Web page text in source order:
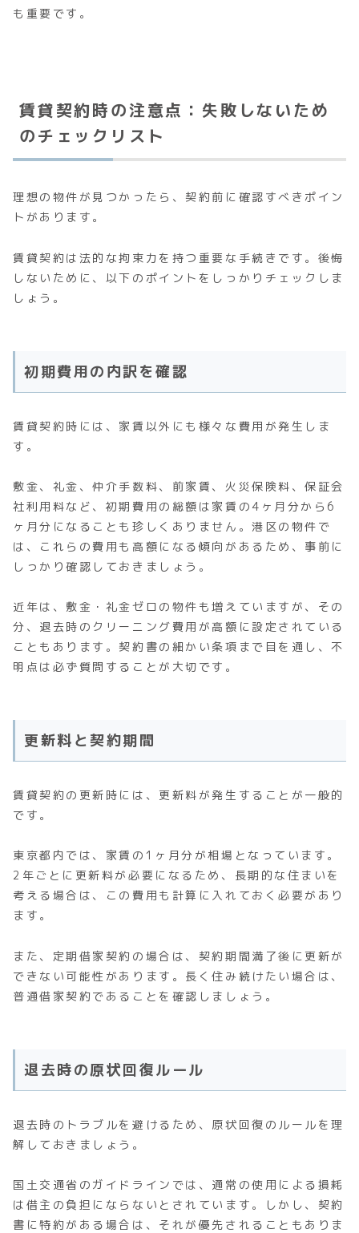
も重要です。
賃貸契約時の注意点：失敗しないため
のチェックリスト
理想の物件が見つかったら、契約前に確認すべきポイン
トがあります。
賃貸契約は法的な拘束力を持つ重要な手続きです。後悔
しないために、以下のポイントをしっかりチェックしま
しょう。
初期費用の内訳を確認
賃貸契約時には、家賃以外にも様々な費用が発生しま
す。
敷金、礼金、仲介手数料、前家賃、火災保険料、保証会
社利用料など、初期費用の総額は家賃の4ヶ月分から6
ヶ月分になることも珍しくありません。港区の物件で
は、これらの費用も高額になる傾向があるため、事前に
しっかり確認しておきましょう。
近年は、敷金・礼金ゼロの物件も増えていますが、その
分、退去時のクリーニング費用が高額に設定されている
こともあります。契約書の細かい条項まで目を通し、不
明点は必ず質問することが大切です。
更新料と契約期間
賃貸契約の更新時には、更新料が発生することが一般的
です。
東京都内では、家賃の1ヶ月分が相場となっています。
2年ごとに更新料が必要になるため、長期的な住まいを
考える場合は、この費用も計算に入れておく必要があり
ます。
また、定期借家契約の場合は、契約期間満了後に更新が
できない可能性があります。長く住み続けたい場合は、
普通借家契約であることを確認しましょう。
退去時の原状回復ルール
退去時のトラブルを避けるため、原状回復のルールを理
解しておきましょう。
国土交通省のガイドラインでは、通常の使用による損耗
は借主の負担にならないとされています。しかし、契約
書に特約がある場合は、それが優先されることもありま